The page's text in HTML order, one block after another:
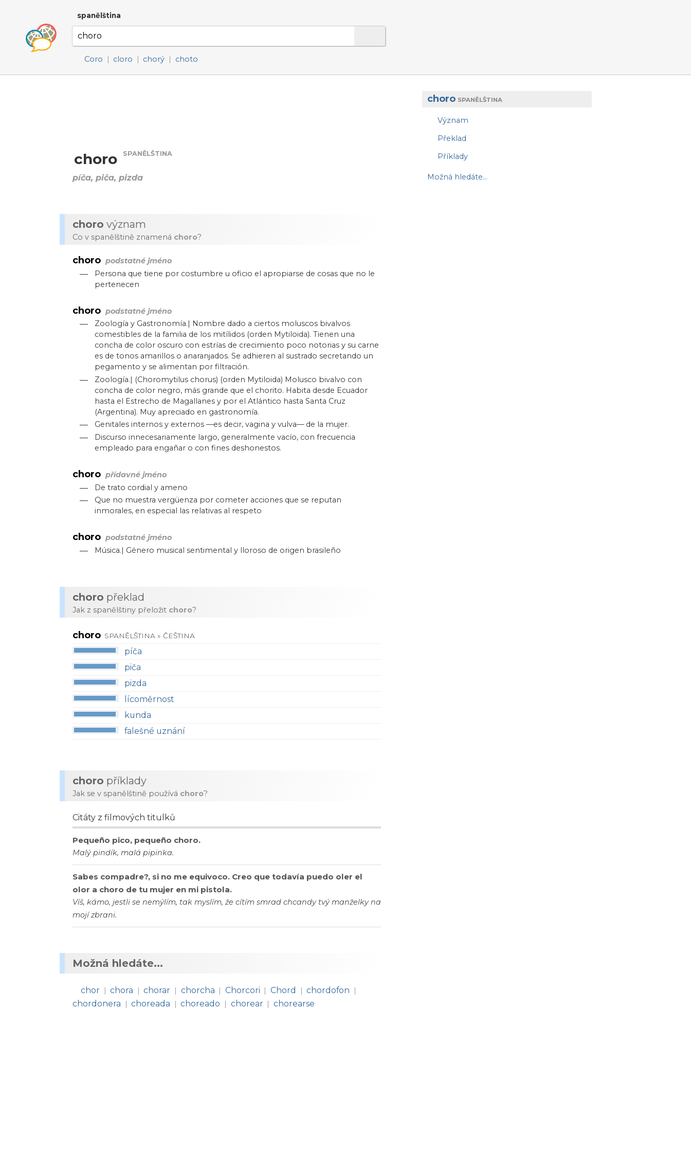
spanělština
Coro | cloro | chorý | choto
choro SPANĚLŠTINA
Význam
Překlad
Příklady
Možná hledáte...
choro SPANĚLŠTINA
píča, piča, pizda
choro význam
Co v spanělštině znamená choro?
choro podstatné jméno
—
Persona que tiene por costumbre u oficio el apropiarse de cosas que no le
pertenecen
choro podstatné jméno
—
Zoología y Gastronomía.| Nombre dado a ciertos moluscos bivalvos
comestibles de la familia de los mitílidos (orden Mytiloida). Tienen una
concha de color oscuro con estrías de crecimiento poco notorias y su carne
es de tonos amarillos o anaranjados. Se adhieren al sustrado secretando un
pegamento y se alimentan por filtración.
—
Zoología.| (Choromytilus chorus) (orden Mytiloida) Molusco bivalvo con
concha de color negro, más grande que el chorito. Habita desde Ecuador
hasta el Estrecho de Magallanes y por el Atlántico hasta Santa Cruz
(Argentina). Muy apreciado en gastronomía.
— Genitales internos y externos —es decir, vagina y vulva— de la mujer.
—
Discurso innecesariamente largo, generalmente vacío, con frecuencia
empleado para engañar o con fines deshonestos.
choro přídavné jméno
— De trato cordial y ameno
—
Que no muestra vergüenza por cometer acciones que se reputan
inmorales, en especial las relativas al respeto
choro podstatné jméno
— Música.| Género musical sentimental y lloroso de origen brasileño
choro překlad
Jak z spanělštiny přeložit choro?
choro SPANĚLŠTINA » ČEŠTINA
píča
piča
pizda
lícoměrnost
kunda
falešné uznání
choro příklady
Jak se v spanělštině používá choro?
Citáty z filmových titulků
Pequeño pico, pequeño choro.
Malý pindík, malá pipinka.
Sabes compadre?, si no me equivoco. Creo que todavía puedo oler el
olor a choro de tu mujer en mi pistola.
Víš, kámo, jestli se nemýlím, tak myslím, že cítím smrad chcandy tvý manželky na
mojí zbrani.
Možná hledáte...
chor | chora | chorar | chorcha | Chorcori | Chord | chordofon |
chordonera | choreada | choreado | chorear | chorearse